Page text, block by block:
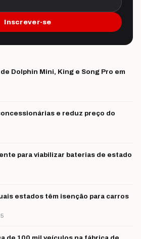
Inscrever-se
Dolphin Mini, King e Song Pro em
e reduz preço do
para viabilizar baterias de estado
estados têm isenção para carros